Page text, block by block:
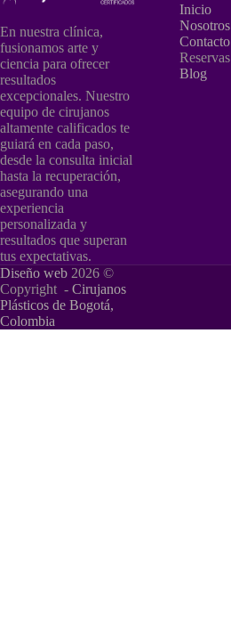
En nuestra clínica,
fusionamos arte y
ciencia para ofrecer
resultados
excepcionales. Nuestro
equipo de cirujanos
altamente calificados te
guiará en cada paso,
desde la consulta inicial
hasta la recuperación,
asegurando una
experiencia
personalizada y
resultados que superan
tus expectativas.
Inicio
Nosotros
Contacto
Reservas
Blog
Diseño web 2026 ©
Copyright - Cirujanos
Plásticos de Bogotá,
Colombia